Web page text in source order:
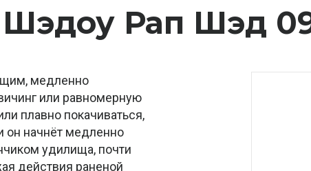
Шэдоу Рап Шэд
медленно
или равномерную
плавно покачиваться,
он начнёт медленно
удилища, почти
действия раненой